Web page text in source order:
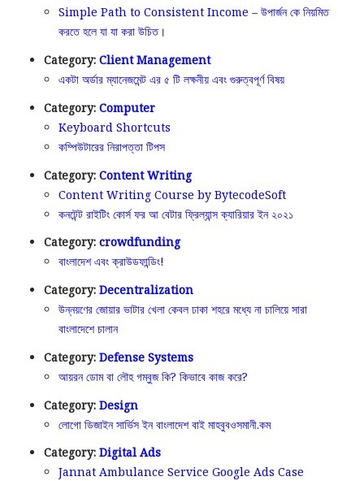
Simple Path to Consistent Income – উপার্জন কে নিয়মিত
করতে হলে যা যা করা উচিত।
Category: Client Management
একটা অর্ডার ম্যানেজমেন্ট এর ৫ টি লক্ষনীয় এবং গুরুত্বপূর্ণ বিষয়
Category: Computer
Keyboard Shortcuts
কম্পিউটারের নিরাপত্তা টিপস
Category: Content Writing
Content Writing Course by BytecodeSoft
কনটেন্ট রাইটিং কোর্স ফর আ বেটার ফ্রিল্যান্স ক্যারিয়ার ইন ২০২১
Category: crowdfunding
বাংলাদেশ এবং ক্রাউডফান্ডিং!
Category: Decentralization
উন্নয়ণের জোয়ার ভাটার খেলা কেবল ঢাকা শহরে মধ্যে না চালিয়ে সারা
বাংলাদেশে চালান
Category: Defense Systems
আয়রন ডোম বা লৌহ গম্বুজ কি? কিভাবে কাজ করে?
Category: Design
লোগো ডিজাইন সার্ভিস ইন বাংলাদেশ বাই মাহবুবওসমানী.কম
Category: Digital Ads
Jannat Ambulance Service Google Ads Case